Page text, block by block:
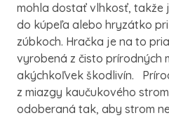
mohla dostať vlhkosť, takže
do kúpeľa alebo hryzátko
zúbkoch. Hračka je na to
vyrobená z čisto prírodných
akýchkoľvek škodlivín.
z miazgy kaučukového
odoberaná tak, aby strom